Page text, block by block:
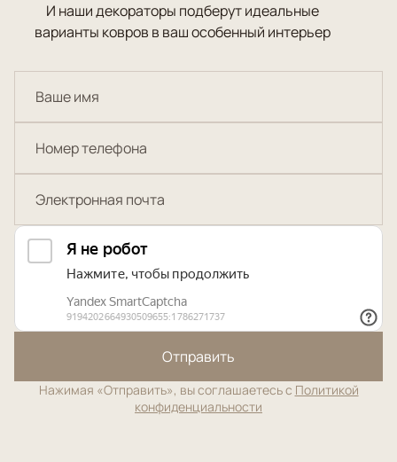
И наши декораторы подберут идеальные
варианты ковров в ваш особенный интерьер
Отправить
Нажимая «Отправить», вы соглашаетесь с Политикой
конфиденциальности